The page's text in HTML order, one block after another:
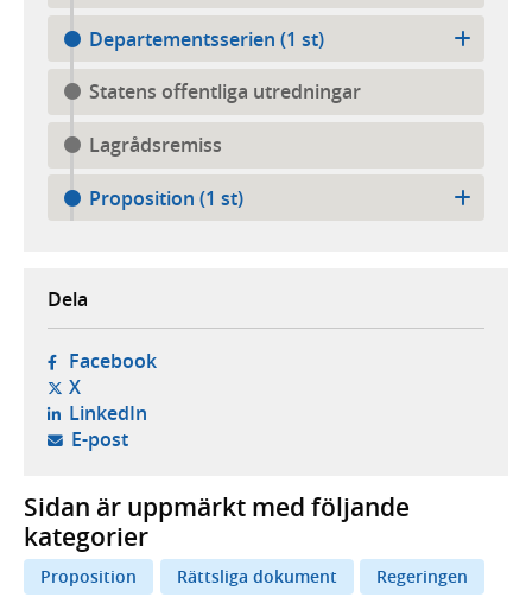
Departementsserien (1 st)
Statens offentliga utredningar
Lagrådsremiss
Proposition (1 st)
Dela
Facebook- öppnas i ny flik, extern webbplats,
X- öppnas i ny flik, extern webbplats,
LinkedIn- öppnas i ny flik, extern webbplats,
E-post- öppnar din e-postklient,
Sidan är uppmärkt med följande
kategorier
Proposition Rättsliga dokument
Regeringen